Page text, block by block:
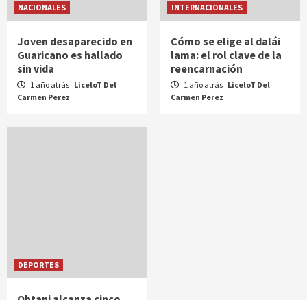
NACIONALES
Joven desaparecido en
Guaricano es hallado
sin vida
1 año atrás LiceloT Del
Carmen Perez
INTERNACIONALES
Cómo se elige al dalái
lama: el rol clave de la
reencarnación
1 año atrás LiceloT Del
Carmen Perez
DEPORTES